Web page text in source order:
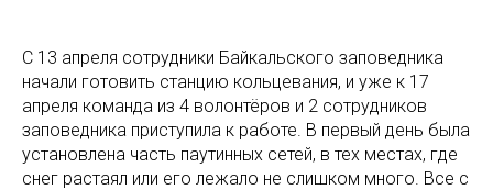
С 13 апреля сотрудники Байкальского заповедника
начали готовить станцию кольцевания, и уже к 17
апреля команда из 4 волонтёров и 2 сотрудников
заповедника приступила к работе. В первый день была
установлена часть паутинных сетей, в тех местах, где
снег растаял или его лежало не слишком много. Все с